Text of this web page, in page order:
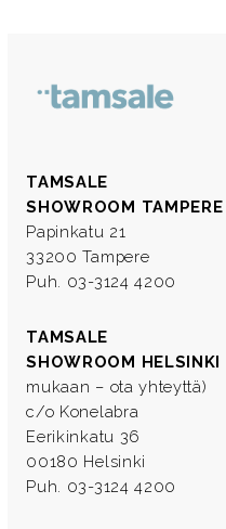
TAMSALE
SHOWROOM TAMPERE
Papinkatu 21
33200 Tampere
Puh. 03-3124 4200
TAMSALE
SHOWROOM HELSINKI
mukaan – ota yhteyttä)
c/o Konelabra
Eerikinkatu 36
00180 Helsinki
Puh. 03-3124 4200